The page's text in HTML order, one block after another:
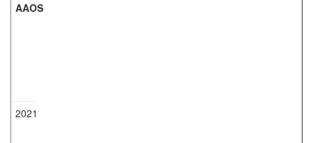
AAOS
2021